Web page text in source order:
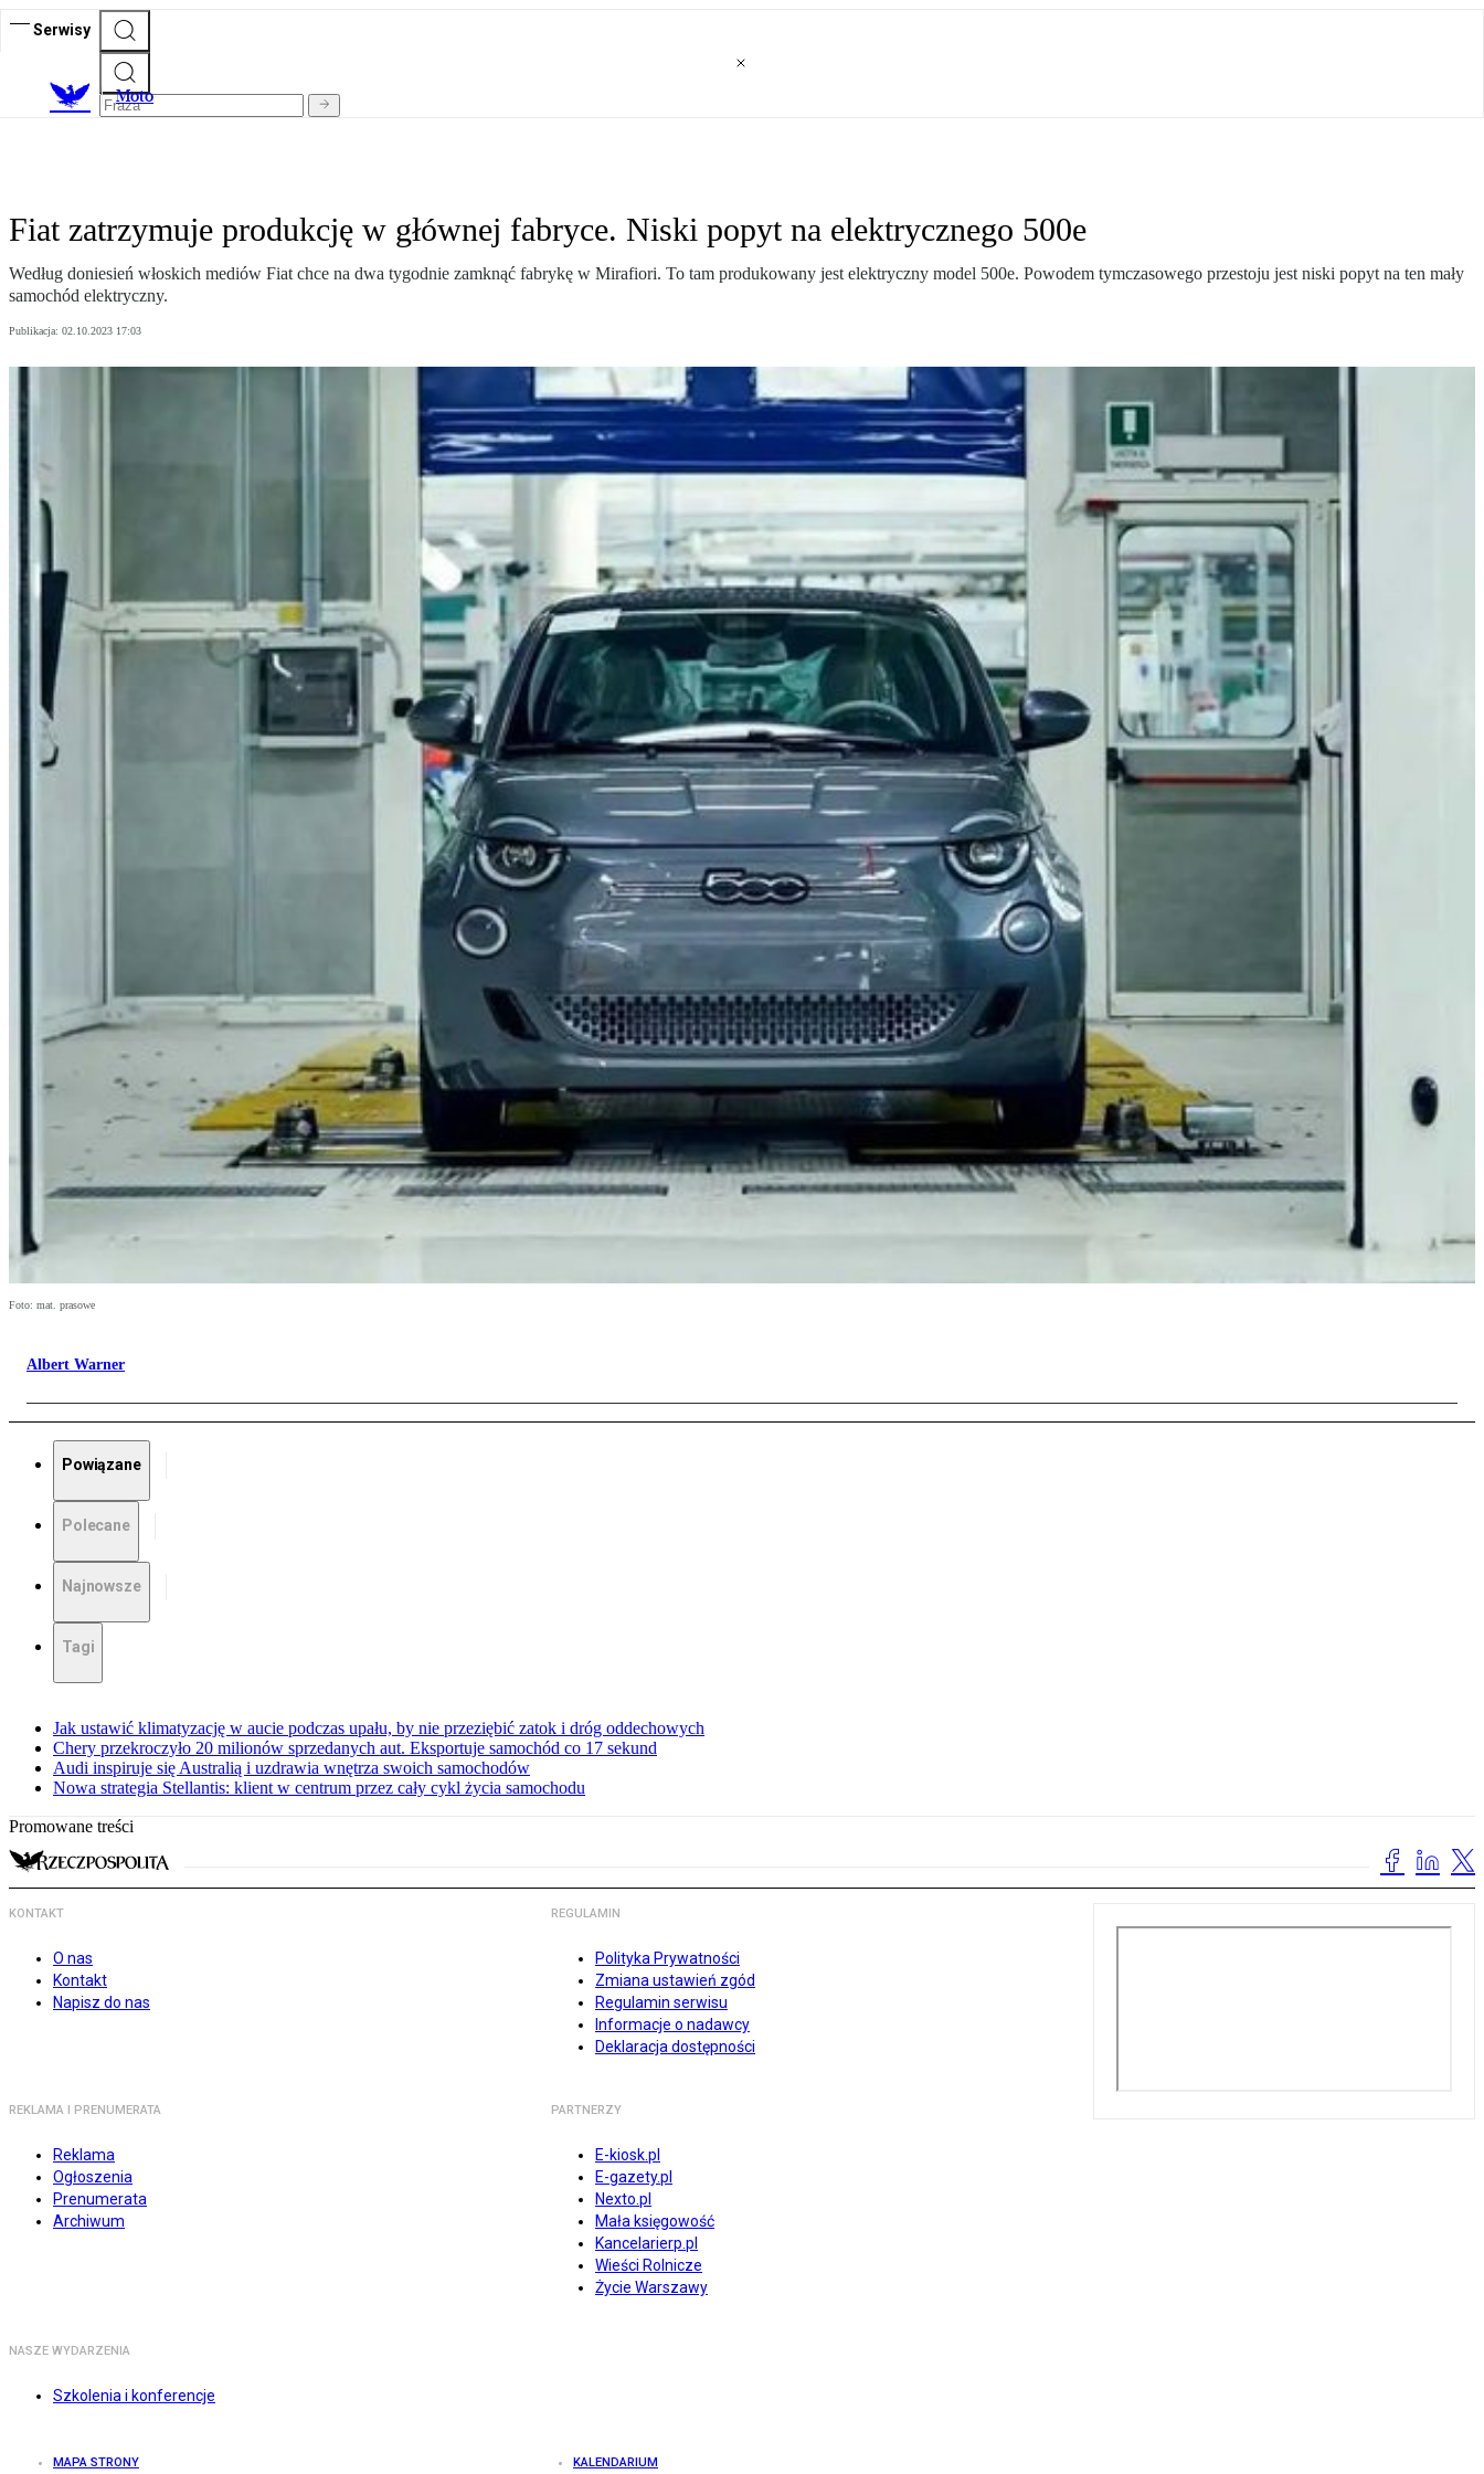
Serwisy
Moto
Fiat zatrzymuje produkcję w głównej fabryce. Niski popyt na elektrycznego 500e
Według doniesień włoskich mediów Fiat chce na dwa tygodnie zamknąć fabrykę w Mirafiori. To tam produkowany jest elektryczny model 500e. Powodem tymczasowego przestoju jest niski popyt na ten mały
samochód elektryczny.
Publikacja: 02.10.2023 17:03
Foto: mat. prasowe
Albert Warner
Powiązane
Polecane
Najnowsze
Tagi
Jak ustawić klimatyzację w aucie podczas upału, by nie przeziębić zatok i dróg oddechowych
Chery przekroczyło 20 milionów sprzedanych aut. Eksportuje samochód co 17 sekund
Audi inspiruje się Australią i uzdrawia wnętrza swoich samochodów
Nowa strategia Stellantis: klient w centrum przez cały cykl życia samochodu
Promowane treści
KONTAKT
O nas
Kontakt
Napisz do nas
REGULAMIN
Polityka Prywatności
Zmiana ustawień zgód
Regulamin serwisu
Informacje o nadawcy
Deklaracja dostępności
REKLAMA I PRENUMERATA
Reklama
Ogłoszenia
Prenumerata
Archiwum
PARTNERZY
E-kiosk.pl
E-gazety.pl
Nexto.pl
Mała księgowość
Kancelarierp.pl
Wieści Rolnicze
Życie Warszawy
NASZE WYDARZENIA
Szkolenia i konferencje
MAPA STRONY KALENDARIUM